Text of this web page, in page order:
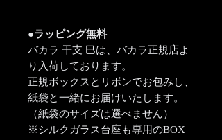
●ラッピング無料
バカラ 干支 巳は、バカラ正規店よ
り入荷しております。
正規ボックスとリボンでお包みし、
紙袋と一緒にお届けいたします。
（紙袋のサイズは選べません）
※シルクガラス台座も専用のBOX